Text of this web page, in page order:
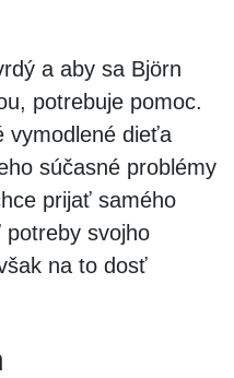
a aby sa Björn
potrebuje pomoc.
vymodlené dieťa
súčasné problémy
prijať samého
svojho
na to dosť